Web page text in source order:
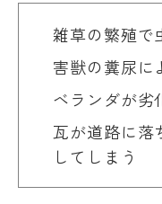
雑草の繁殖で
害獣の糞尿に
ベランダが劣
瓦が道路に落
してしまう